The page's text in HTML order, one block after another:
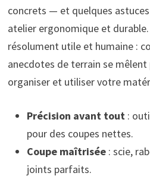
concrets — et quelques
atelier ergonomique et durable.
résolument utile et humaine :
anecdotes de terrain se mêlent
organiser et utiliser votre
Précision avant tout :
pour des coupes nettes.
Coupe maîtrisée: scie,
joints parfaits.